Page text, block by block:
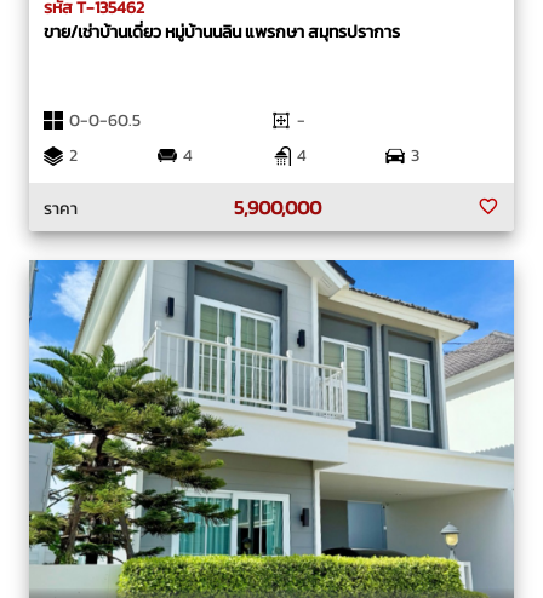
รหัส T-135462
ขาย/เช่าบ้านเดี่ยว หมู่บ้านนลิน แพรกษา สมุทรปราการ
0-0-60.5
-
2
4 4
3
ราคา
5,900,000